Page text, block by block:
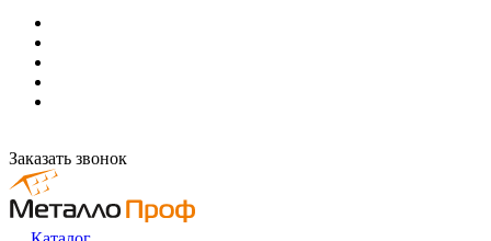
Заказать звонок